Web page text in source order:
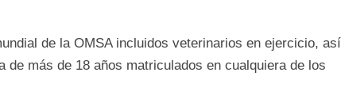
de la OMSA incluidos veterinarios en ejercicio, así
de más de 18 años matriculados en cualquiera de los